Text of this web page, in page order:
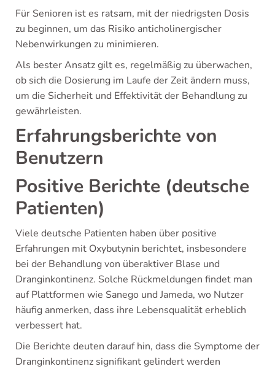
Für Senioren ist es ratsam, mit der niedrigsten Dosis
zu beginnen, um das Risiko anticholinergischer
Nebenwirkungen zu minimieren.
Als bester Ansatz gilt es, regelmäßig zu überwachen,
ob sich die Dosierung im Laufe der Zeit ändern muss,
um die Sicherheit und Effektivität der Behandlung zu
gewährleisten.
Erfahrungsberichte von
Benutzern
Positive Berichte (deutsche
Patienten)
Viele deutsche Patienten haben über positive
Erfahrungen mit Oxybutynin berichtet, insbesondere
bei der Behandlung von überaktiver Blase und
Dranginkontinenz. Solche Rückmeldungen findet man
auf Plattformen wie Sanego und Jameda, wo Nutzer
häufig anmerken, dass ihre Lebensqualität erheblich
verbessert hat.
Die Berichte deuten darauf hin, dass die Symptome der
Dranginkontinenz signifikant gelindert werden